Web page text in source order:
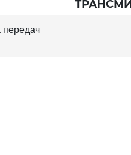
передач